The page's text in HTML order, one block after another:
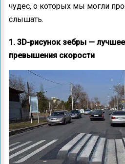
чудес, о которых мы могли
слышать.
1. 3D-рисунок зебры —
превышения скорости